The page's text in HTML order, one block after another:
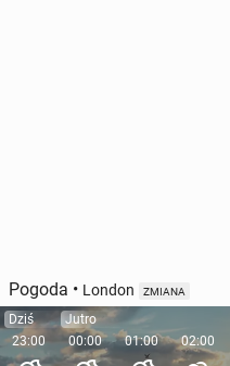
Pogoda • London ZMIANA
Dziś
23:00
Jutro
00:00
01:00 02:00